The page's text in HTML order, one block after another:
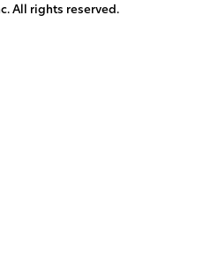
All rights reserved.